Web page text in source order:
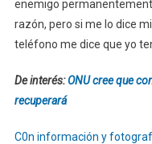
enemigo
razón, pero si me lo dice
teléfono me dice que yo
De interés:ONU cree que
recuperará
C0n información y